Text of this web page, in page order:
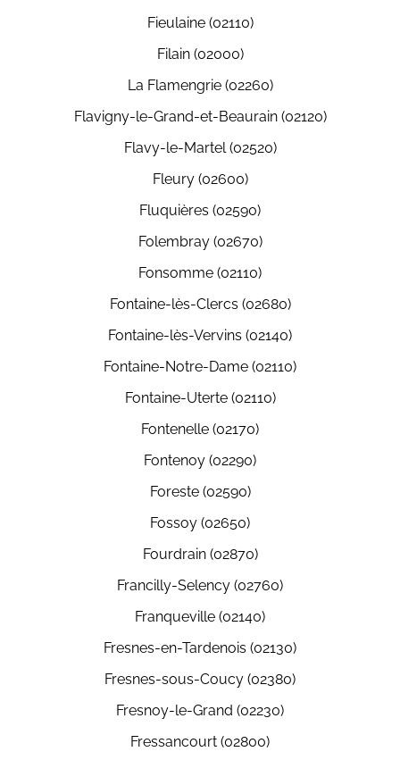
Fieulaine (02110)
Filain (02000)
La Flamengrie (02260)
Flavigny-le-Grand-et-Beaurain (02120)
Flavy-le-Martel (02520)
Fleury (02600)
Fluquières (02590)
Folembray (02670)
Fonsomme (02110)
Fontaine-lès-Clercs (02680)
Fontaine-lès-Vervins (02140)
Fontaine-Notre-Dame (02110)
Fontaine-Uterte (02110)
Fontenelle (02170)
Fontenoy (02290)
Foreste (02590)
Fossoy (02650)
Fourdrain (02870)
Francilly-Selency (02760)
Franqueville (02140)
Fresnes-en-Tardenois (02130)
Fresnes-sous-Coucy (02380)
Fresnoy-le-Grand (02230)
Fressancourt (02800)